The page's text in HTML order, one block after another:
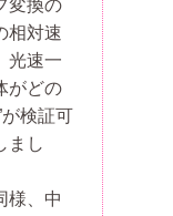
変換の
相対速
光速一
がどの
が検証可
まし
様、中